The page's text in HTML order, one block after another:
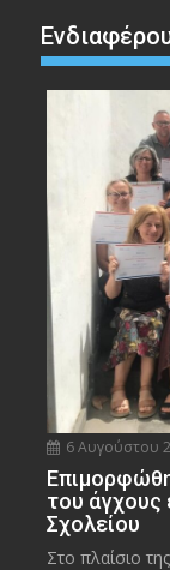
6 Αυγούστου
του άγχους
Σχολείου
Στο πλαίσιο